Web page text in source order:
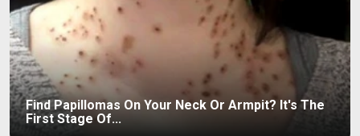
Find Papillomas On Your Neck Or Armpit? It's The
First Stage Of...